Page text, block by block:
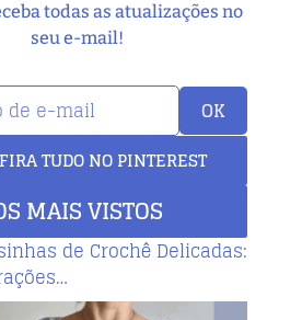
todas as atualizações no
seu e-mail!
OK
TUDO NO PINTEREST
MAIS VISTOS
de Crochê Delicadas: